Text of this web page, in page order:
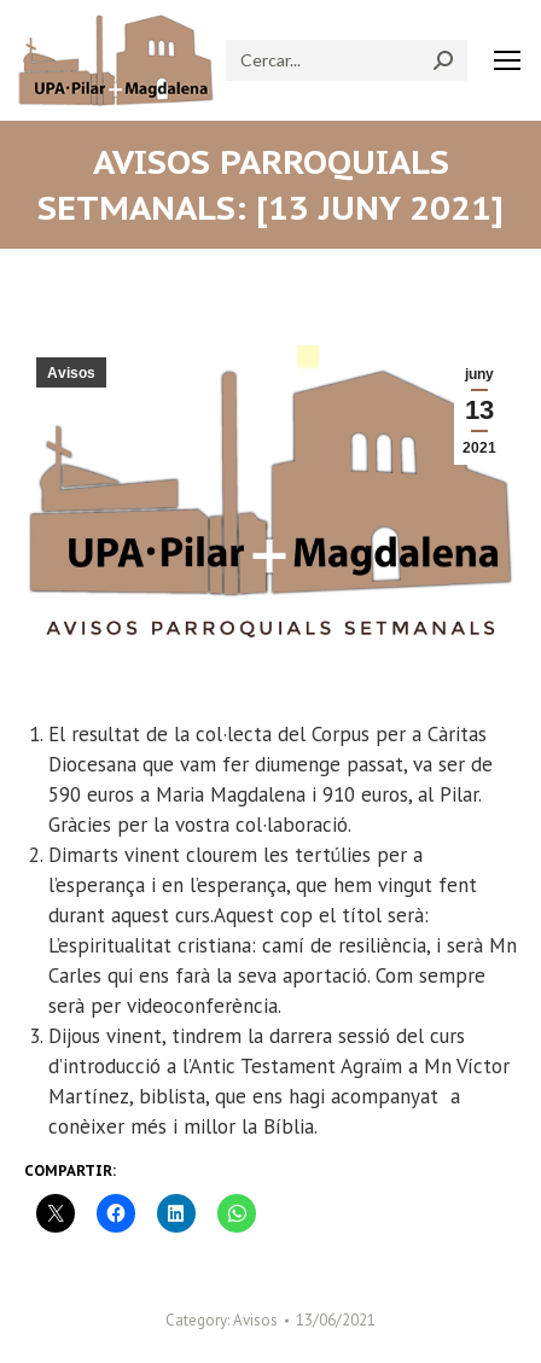
Search:
AVISOS PARROQUIALS
SETMANALS: [13 JUNY 2021]
juny
13
2021
Avisos
El resultat de la col·lecta del Corpus per a Càritas
Diocesana que vam fer diumenge passat, va ser de
590 euros a Maria Magdalena i 910 euros, al Pilar.
Gràcies per la vostra col·laboració.
Dimarts vinent clourem les tertúlies per a
l’esperança i en l’esperança, que hem vingut fent
durant aquest curs.Aquest cop el títol serà:
L’espiritualitat cristiana: camí de resiliència, i serà Mn
Carles qui ens farà la seva aportació. Com sempre
serà per videoconferència.
Dijous vinent, tindrem la darrera sessió del curs
d’introducció a l’Antic Testament Agraïm a Mn Víctor
Martínez, biblista, que ens hagi acompanyat a
conèixer més i millor la Bíblia.
COMPARTIR:
Category:Avisos 13/06/2021